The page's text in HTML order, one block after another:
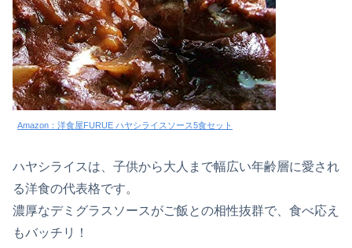
Amazon：洋食屋FURUE ハヤシライスソース5食セット
ハヤシライスは、子供から大人まで幅広い年齢層に愛され
る洋食の代表格です。
濃厚なデミグラスソースがご飯との相性抜群で、食べ応え
もバッチリ！